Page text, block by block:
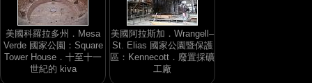
美國科羅拉多州．Mesa
Verde 國家公園：Square
Tower House．十至十一
世紀的 kiva
美國阿拉斯加．Wrangell–
St. Elias 國家公園暨保護
區：Kennecott．廢置採礦
工廠